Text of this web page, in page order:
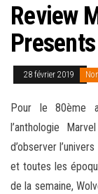
Review
28 février 2019 Non
Pour le 80ème
l’anthologie
d’observer
et toutes les
de la semaine,